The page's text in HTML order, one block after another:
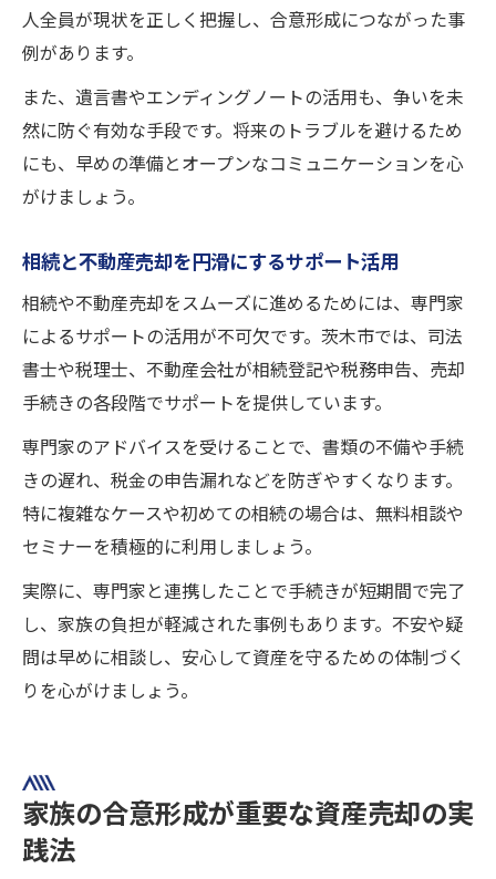
人全員が現状を正しく把握し、合意形成につながった事
例があります。
また、遺言書やエンディングノートの活用も、争いを未
然に防ぐ有効な手段です。将来のトラブルを避けるため
にも、早めの準備とオープンなコミュニケーションを心
がけましょう。
相続と不動産売却を円滑にするサポート活用
相続や不動産売却をスムーズに進めるためには、専門家
によるサポートの活用が不可欠です。茨木市では、司法
書士や税理士、不動産会社が相続登記や税務申告、売却
手続きの各段階でサポートを提供しています。
専門家のアドバイスを受けることで、書類の不備や手続
きの遅れ、税金の申告漏れなどを防ぎやすくなります。
特に複雑なケースや初めての相続の場合は、無料相談や
セミナーを積極的に利用しましょう。
実際に、専門家と連携したことで手続きが短期間で完了
し、家族の負担が軽減された事例もあります。不安や疑
問は早めに相談し、安心して資産を守るための体制づく
りを心がけましょう。
家族の合意形成が重要な資産売却の実
践法